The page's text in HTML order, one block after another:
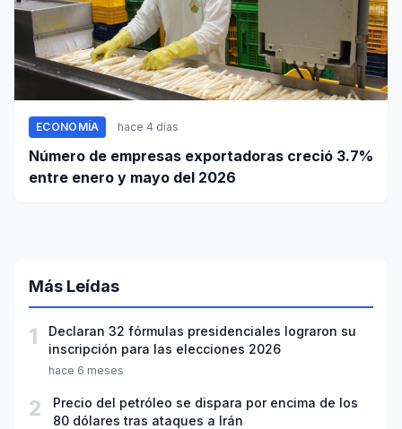
ECONOMÍA hace 4 días
Número de empresas exportadoras creció 3.7%
entre enero y mayo del 2026
Más Leídas
1
Declaran 32 fórmulas presidenciales lograron su
inscripción para las elecciones 2026
hace 6 meses
2
Precio del petróleo se dispara por encima de los
80 dólares tras ataques a Irán